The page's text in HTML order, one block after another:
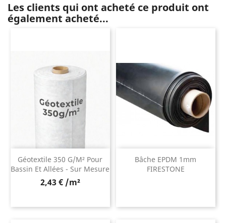
Les clients qui ont acheté ce produit ont
également acheté...
Géotextile 350 G/m² Pour
Bassin Et Allées - Sur Mesure
2,43 € /m²
Bâche EPDM 1mm
FIRESTONE